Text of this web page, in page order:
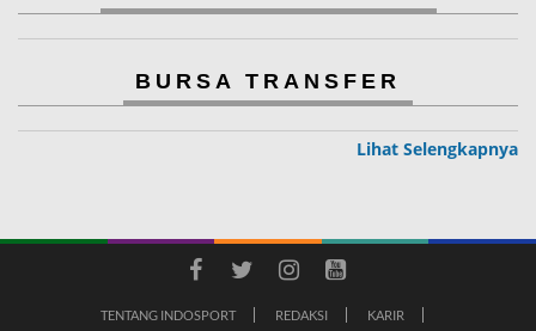
BURSA TRANSFER
Lihat Selengkapnya
TENTANG INDOSPORT REDAKSI KARIR